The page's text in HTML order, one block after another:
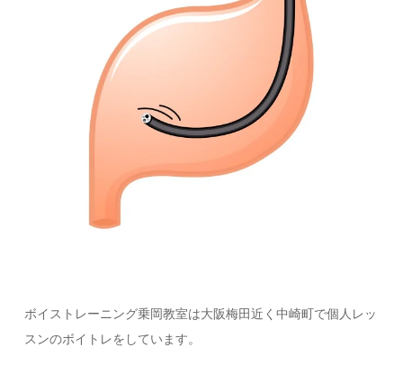
ボイストレーニング乗岡教室は大阪梅田近く中崎町で個人レッ
スンのボイトレをしています。